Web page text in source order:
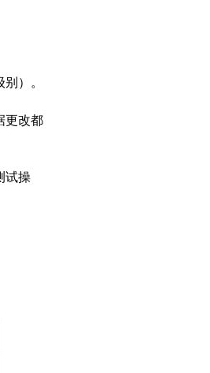
）。
更改都
试操